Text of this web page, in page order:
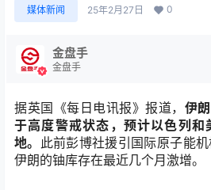
媒体新闻 25年2月27日 0
金盘手
金盘手
据英国《每日电讯报》报道， 伊
于高度警戒状态，预计以色列和
地。
此前彭博社援引国际原子能机
伊朗的铀库存在最近几个月激增。